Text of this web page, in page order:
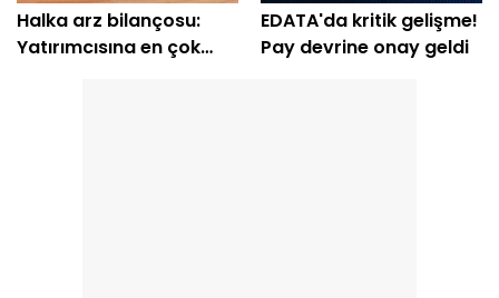
Halka arz bilançosu:
Yatırımcısına en çok
EDATA'da kritik gelişme!
Pay devrine onay geldi